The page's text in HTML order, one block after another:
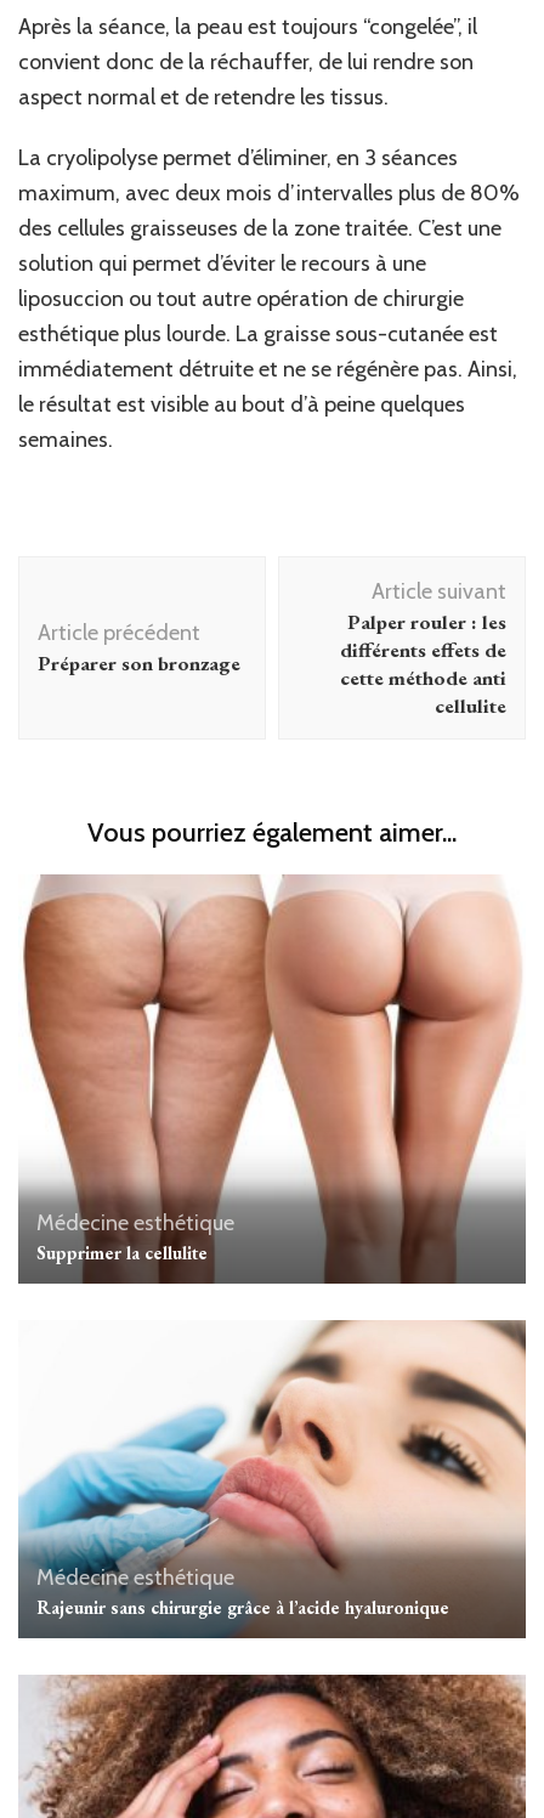
Après la séance, la peau est toujours “congelée”, il
convient donc de la réchauffer, de lui rendre son
aspect normal et de retendre les tissus.
La cryolipolyse permet d’éliminer, en 3 séances
maximum, avec deux mois d’intervalles plus de 80%
des cellules graisseuses de la zone traitée. C’est une
solution qui permet d’éviter le recours à une
liposuccion ou tout autre opération de chirurgie
esthétique plus lourde. La graisse sous-cutanée est
immédiatement détruite et ne se régénère pas. Ainsi,
le résultat est visible au bout d’à peine quelques
semaines.
Article précédent
Préparer son bronzage
Article suivant
Palper rouler : les
différents effets de
cette méthode anti
cellulite
Vous pourriez également aimer...
Médecine esthétique
Supprimer la cellulite
Médecine esthétique
Rajeunir sans chirurgie grâce à l’acide hyaluronique